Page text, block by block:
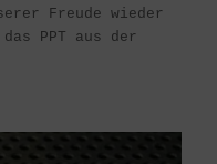
Freude wieder
PPT aus der